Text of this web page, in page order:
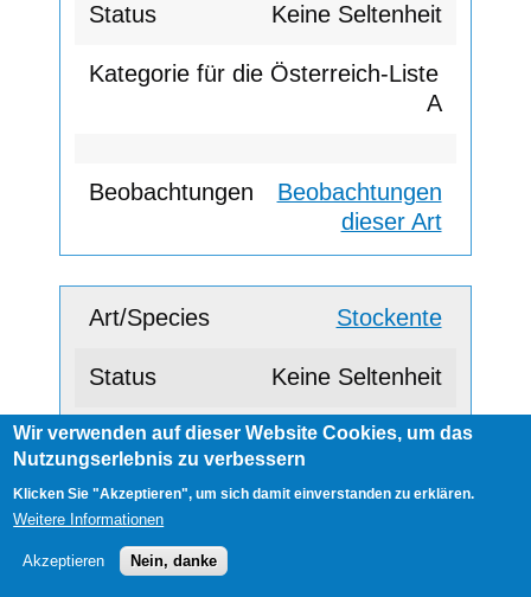
Keine Seltenheit
A
Beobachtungen
dieser Art
Stockente
Keine Seltenheit
Wir verwenden auf dieser Website Cookies, um das
Nutzungserlebnis zu verbessern
Klicken Sie "Akzeptieren", um sich damit einverstanden zu erklären.
Weitere Informationen
Akzeptieren Nein, danke